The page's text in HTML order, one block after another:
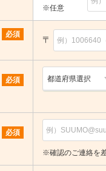
※任意
必須
〒
必須
必須
※確認のご連絡を